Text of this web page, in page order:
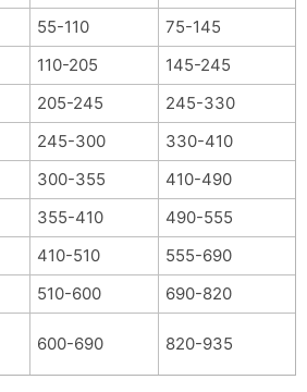
55-110
75-145
110-205
145-245
205-245
245-330
245-300
330-410
300-355
410-490
355-410
490-555
410-510
555-690
510-600
690-820
600-690 820-935